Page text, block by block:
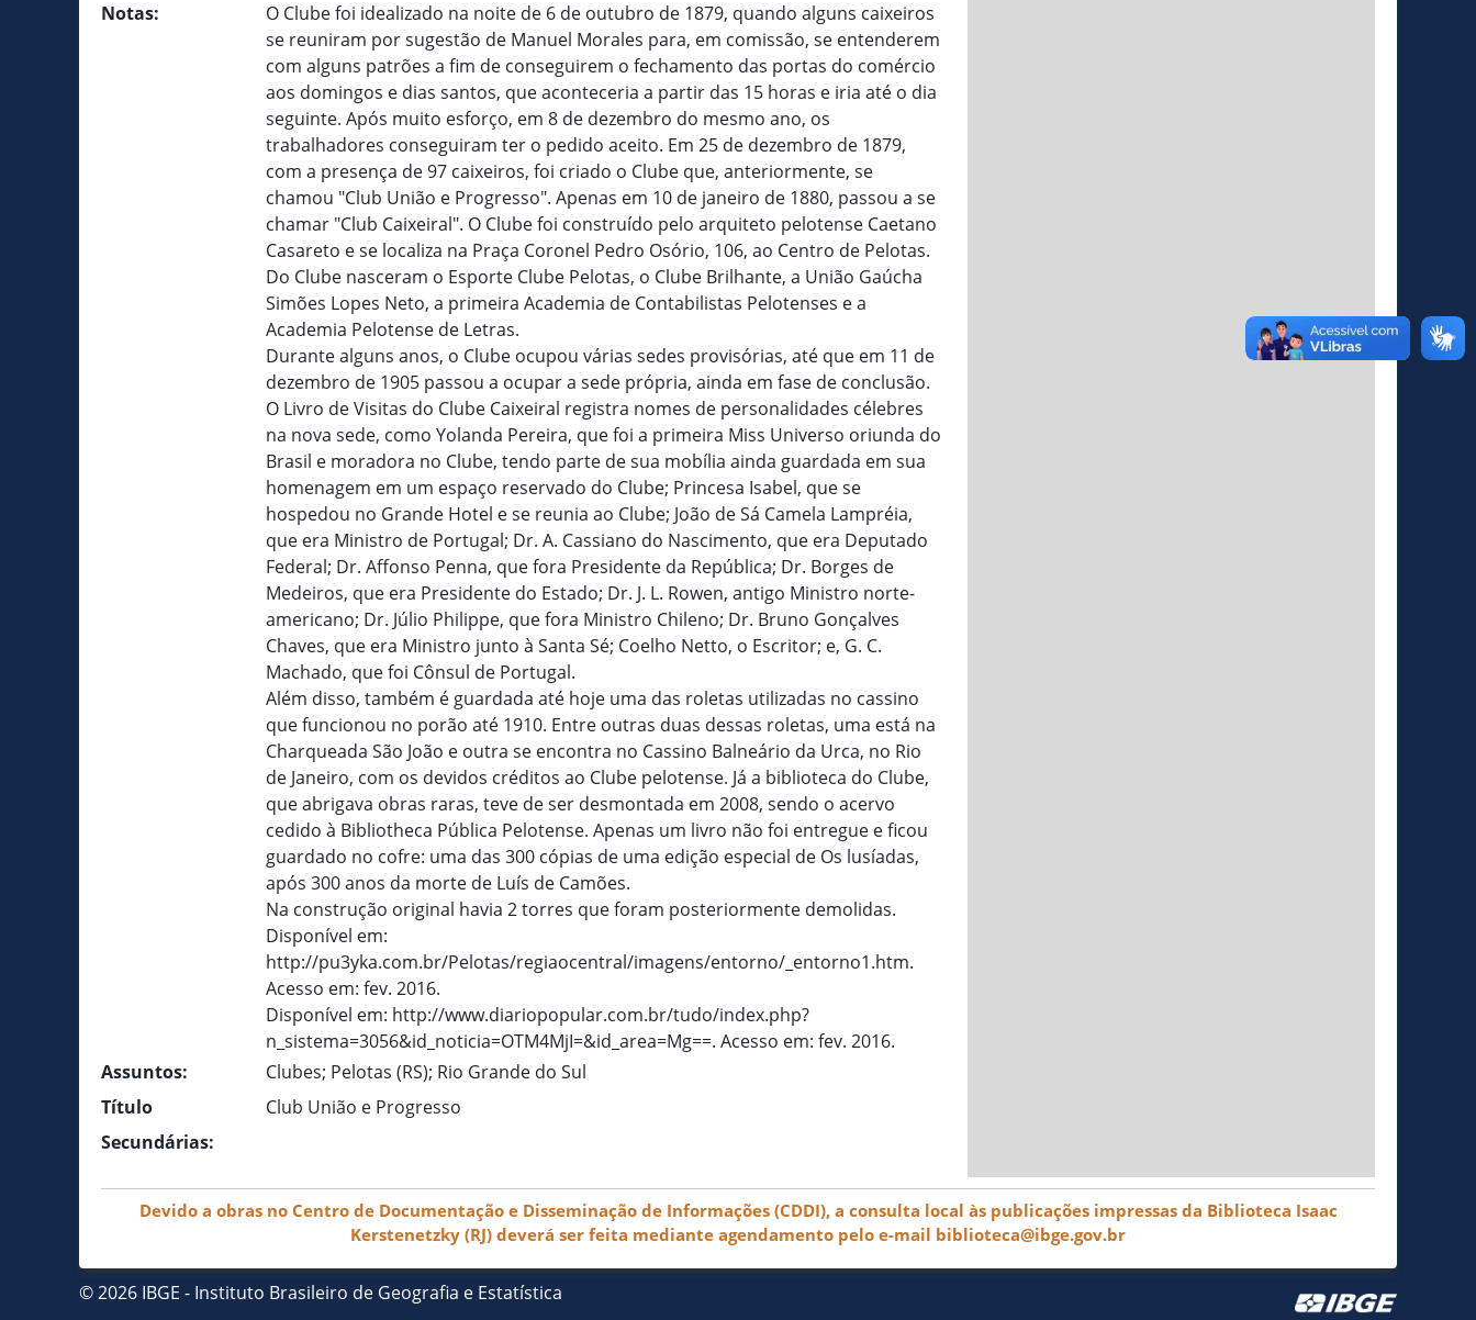
Notas:
O Clube foi idealizado na noite de 6 de outubro de 1879, quando alguns caixeiros
se reuniram por sugestão de Manuel Morales para, em comissão, se entenderem
com alguns patrões a fim de conseguirem o fechamento das portas do comércio
aos domingos e dias santos, que aconteceria a partir das 15 horas e iria até o dia
seguinte. Após muito esforço, em 8 de dezembro do mesmo ano, os
trabalhadores conseguiram ter o pedido aceito. Em 25 de dezembro de 1879,
com a presença de 97 caixeiros, foi criado o Clube que, anteriormente, se
chamou "Club União e Progresso". Apenas em 10 de janeiro de 1880, passou a se
chamar "Club Caixeiral". O Clube foi construído pelo arquiteto pelotense Caetano
Casareto e se localiza na Praça Coronel Pedro Osório, 106, ao Centro de Pelotas.
Do Clube nasceram o Esporte Clube Pelotas, o Clube Brilhante, a União Gaúcha
Simões Lopes Neto, a primeira Academia de Contabilistas Pelotenses e a
Academia Pelotense de Letras.
Durante alguns anos, o Clube ocupou várias sedes provisórias, até que em 11 de
dezembro de 1905 passou a ocupar a sede própria, ainda em fase de conclusão.
O Livro de Visitas do Clube Caixeiral registra nomes de personalidades célebres
na nova sede, como Yolanda Pereira, que foi a primeira Miss Universo oriunda do
Brasil e moradora no Clube, tendo parte de sua mobília ainda guardada em sua
homenagem em um espaço reservado do Clube; Princesa Isabel, que se
hospedou no Grande Hotel e se reunia ao Clube; João de Sá Camela Lampréia,
que era Ministro de Portugal; Dr. A. Cassiano do Nascimento, que era Deputado
Federal; Dr. Affonso Penna, que fora Presidente da República; Dr. Borges de
Medeiros, que era Presidente do Estado; Dr. J. L. Rowen, antigo Ministro norte-
americano; Dr. Júlio Philippe, que fora Ministro Chileno; Dr. Bruno Gonçalves
Chaves, que era Ministro junto à Santa Sé; Coelho Netto, o Escritor; e, G. C.
Machado, que foi Cônsul de Portugal.
Além disso, também é guardada até hoje uma das roletas utilizadas no cassino
que funcionou no porão até 1910. Entre outras duas dessas roletas, uma está na
Charqueada São João e outra se encontra no Cassino Balneário da Urca, no Rio
de Janeiro, com os devidos créditos ao Clube pelotense. Já a biblioteca do Clube,
que abrigava obras raras, teve de ser desmontada em 2008, sendo o acervo
cedido à Bibliotheca Pública Pelotense. Apenas um livro não foi entregue e ficou
guardado no cofre: uma das 300 cópias de uma edição especial de Os lusíadas,
após 300 anos da morte de Luís de Camões.
Na construção original havia 2 torres que foram posteriormente demolidas.
Disponível em:
http://pu3yka.com.br/Pelotas/regiaocentral/imagens/entorno/_entorno1.htm.
Acesso em: fev. 2016.
Disponível em: http://www.diariopopular.com.br/tudo/index.php?
n_sistema=3056&id_noticia=OTM4MjI=&id_area=Mg==. Acesso em: fev. 2016.
Assuntos:
Clubes; Pelotas (RS); Rio Grande do Sul
Título
Secundárias:
Club União e Progresso
Devido a obras no Centro de Documentação e Disseminação de Informações (CDDI), a consulta local às publicações impressas da Biblioteca Isaac
Kerstenetzky (RJ) deverá ser feita mediante agendamento pelo e-mail biblioteca@ibge.gov.br
© 2026 IBGE - Instituto Brasileiro de Geografia e Estatística